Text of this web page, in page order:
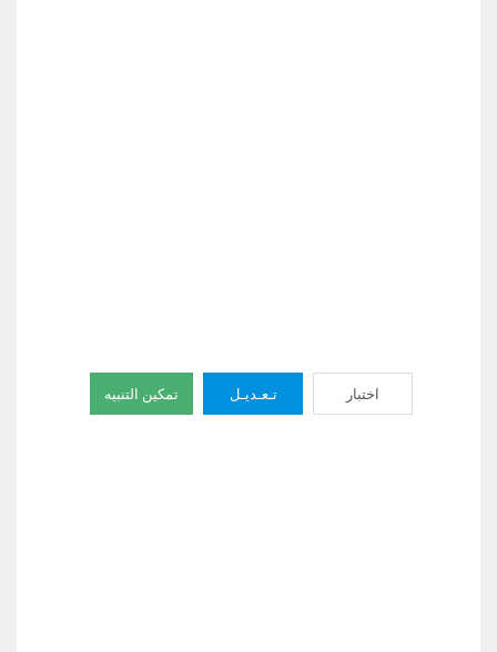
اختبار تـعـديـل تمكين التنبيه